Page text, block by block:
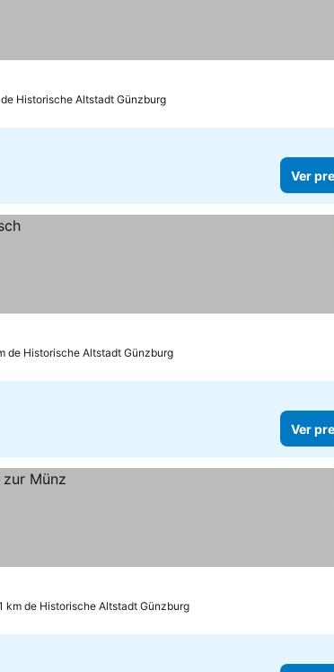
de Historische Altstadt Günzburg
Ver
de Historische Altstadt Günzburg
Ver
km de Historische Altstadt Günzburg